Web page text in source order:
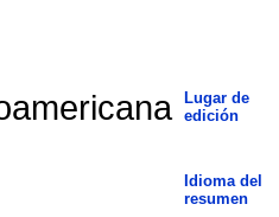
Lugar de
edición
Idioma del
resumen